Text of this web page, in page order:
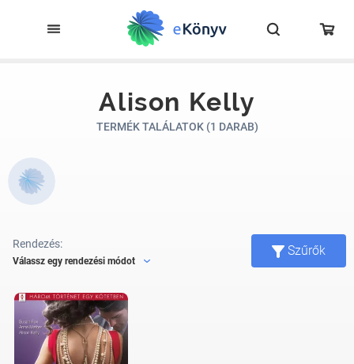
Alison Kelly
TERMÉK TALÁLATOK (1 DARAB)
Rendezés:
Válassz egy rendezési módot
Szűrők